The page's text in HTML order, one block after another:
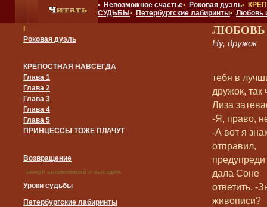
• Невозможное счастье• Роковая дуэль•
СУДЬБЫ • Петербургские лабиринты• Любовь
Роковая дуэль
КРЕПОСТНАЯ НАВСЕГДА
Глава 1
Глава 2
Глава 3
Глава 4
Глава 5
ПРИНЦЕССЫ ТОЖЕ ПЛАЧУТ
Возвращение
выкуп автомобилей с выездом.
Уроки судьбы
Петербургские лабиринты
ЛЮБОВЬ
Ну, дружок
тебя в
дружок, так
Лиза
-Я, право,
-А вот я
отправил,
дала Соне
ответить. -
живописи?